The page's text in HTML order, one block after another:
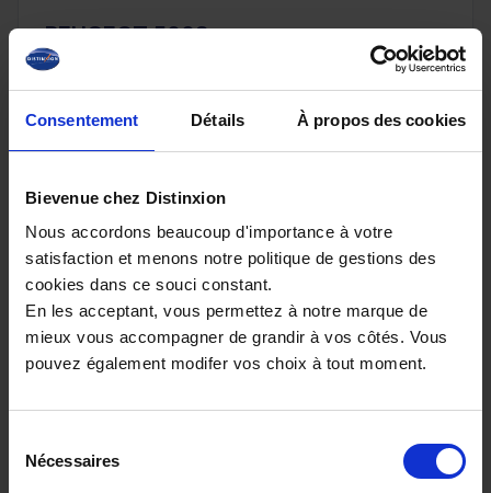
Consentement Détails À propos des cookies
Bievenue chez Distinxion
Nous accordons beaucoup d'importance à votre
satisfaction et menons notre politique de gestions des
cookies dans ce souci constant.
En les acceptant, vous permettez à notre marque de
mieux vous accompagner de grandir à vos côtés. Vous
pouvez également modifer vos choix à tout moment.
Nécessaires
PEUGEOT 5008
HYBRID 145 E-DCS6 ALLURE PLUS
20 km - 2026 - Essence Hybride - Boîte auto
ou à partir de526.03 €/mois